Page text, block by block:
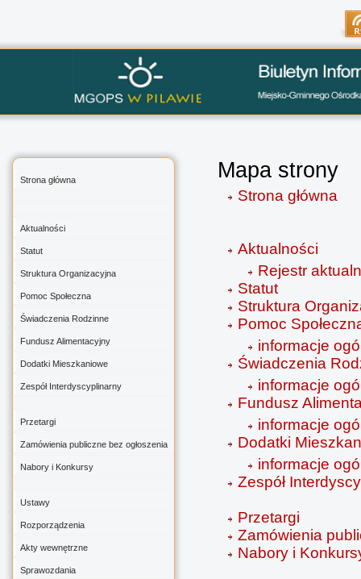
Strona główna
Aktualności
Statut
Struktura Organizacyjna
Pomoc Społeczna
Świadczenia Rodzinne
Fundusz Alimentacyjny
Dodatki Mieszkaniowe
Zespół Interdyscyplinarny
Przetargi
Zamówienia publiczne bez ogłoszenia
Nabory i Konkursy
Ustawy
Rozporządzenia
Akty wewnętrzne
Sprawozdania
Mapa strony
Strona główna
Aktualności
Rejestr
Statut
Struktura
Pomoc
informacje
Świadczenia
informacje
Fundusz
informacje
Dodatki
informacje
Zespół
Przetargi
Zamówienia
Nabory i